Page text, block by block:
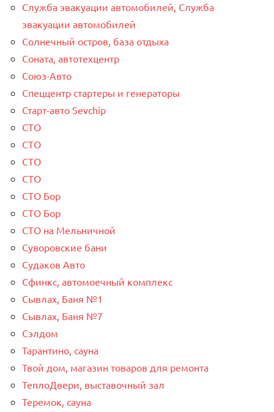
Служба эвакуации автомобилей, Служба
эвакуации автомобилей
Солнечный остров, база отдыха
Соната, автотехцентр
Союз-Авто
Спеццентр стартеры и генераторы
Старт-авто Sevchip
СТО
СТО
СТО
СТО
СТО Бор
СТО Бор
СТО на Мельничной
Суворовские бани
Судаков Авто
Сфинкс, автомоечный комплекс
Сывлах, Баня №1
Сывлах, Баня №7
Сэлдом
Тарантино, сауна
Твой дом, магазин товаров для ремонта
ТеплоДвери, выставочный зал
Теремок, сауна